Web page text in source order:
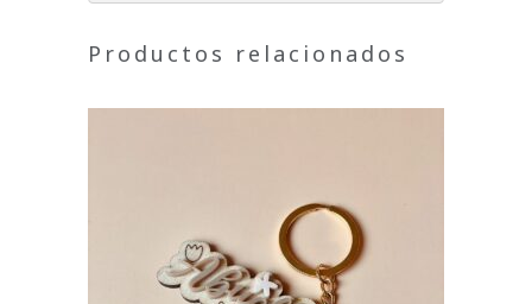
Productos relacionados